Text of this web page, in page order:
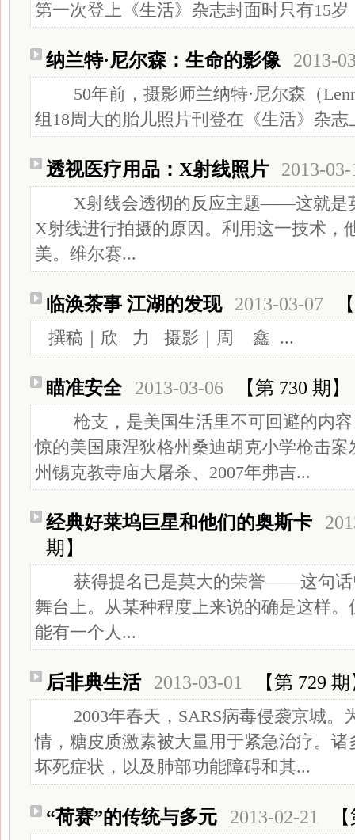
第一次登上《生活》杂志封面时只有15
纳兰特·尼尔森：生命的影像 2013-
50年前，摄影师兰纳特·尼尔森（
组18周大的胎儿照片刊登在《生活》杂
透视医疗用品：X射线照片 2013-03-
X射线会透彻的反应主题——这就是
X射线进行拍摄的原因。利用这一技术，
美。维尔赛...
临涣茶事 江湖的发现 2013-03-07
撰稿｜欣 力 摄影｜周 鑫 ...
瞄准安全 2013-03-06 【第 730 期】
枪支，是美国生活里不可回避的内容
惊的美国康涅狄格州桑迪胡克小学枪击
州锡克教寺庙大屠杀、2007年弗吉...
经典好莱坞巨星和他们的奥斯卡
期】
获得提名已是莫大的荣誉——这句话
舞台上。从某种程度上来说的确是这样
能有一个人...
后非典生活 2013-03-01 【第 729
2003年春天，SARS病毒侵袭京城。
情，糖皮质激素被大量用于紧急治疗。
坏死症状，以及肺部功能障碍和其...
“荷赛”的传统与多元 2013-02-21